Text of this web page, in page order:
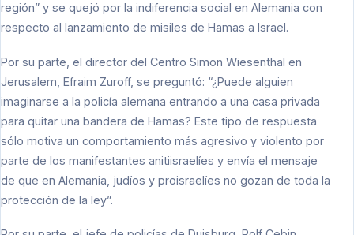
región” y se quejó por la indiferencia social en Alemania con
respecto al lanzamiento de misiles de Hamas a Israel.
Por su parte, el director del Centro Simon Wiesenthal en
Jerusalem, Efraim Zuroff, se preguntó: “¿Puede alguien
imaginarse a la policía alemana entrando a una casa privada
para quitar una bandera de Hamas? Este tipo de respuesta
sólo motiva un comportamiento más agresivo y violento por
parte de los manifestantes anitiisraelíes y envía el mensaje
de que en Alemania, judíos y proisraelíes no gozan de toda la
protección de la ley”.